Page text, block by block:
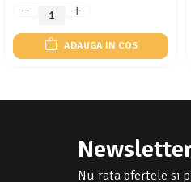
ADAUGA IN COS
Nu rata ofertele si